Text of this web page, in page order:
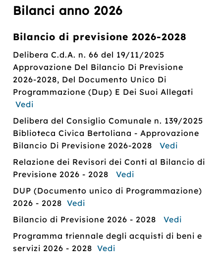
Bilanci anno 2026
Bilancio di previsione 2026-2028
Delibera C.d.A. n. 66 del 19/11/2025
Approvazione Del Bilancio Di Previsione
2026-2028, Del Documento Unico Di
Programmazione (Dup) E Dei Suoi Allegati
Vedi
Delibera del Consiglio Comunale n. 139/2025
Biblioteca Civica Bertoliana - Approvazione
Bilancio Di Previsione 2026-2028Vedi
Relazione dei Revisori dei Conti al Bilancio di
Previsione 2026 - 2028Vedi
DUP (Documento unico di Programmazione)
2026 - 2028Vedi
Bilancio di Previsione 2026 - 2028Vedi
Programma triennale degli acquisti di beni e
servizi 2026 - 2028Vedi